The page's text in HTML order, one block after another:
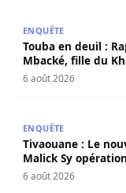
ENQUÊTE
Touba en deuil :
Mbacké, fille du
6 août 2026
ENQUÊTE
Tivaouane : Le
Malick Sy
6 août 2026